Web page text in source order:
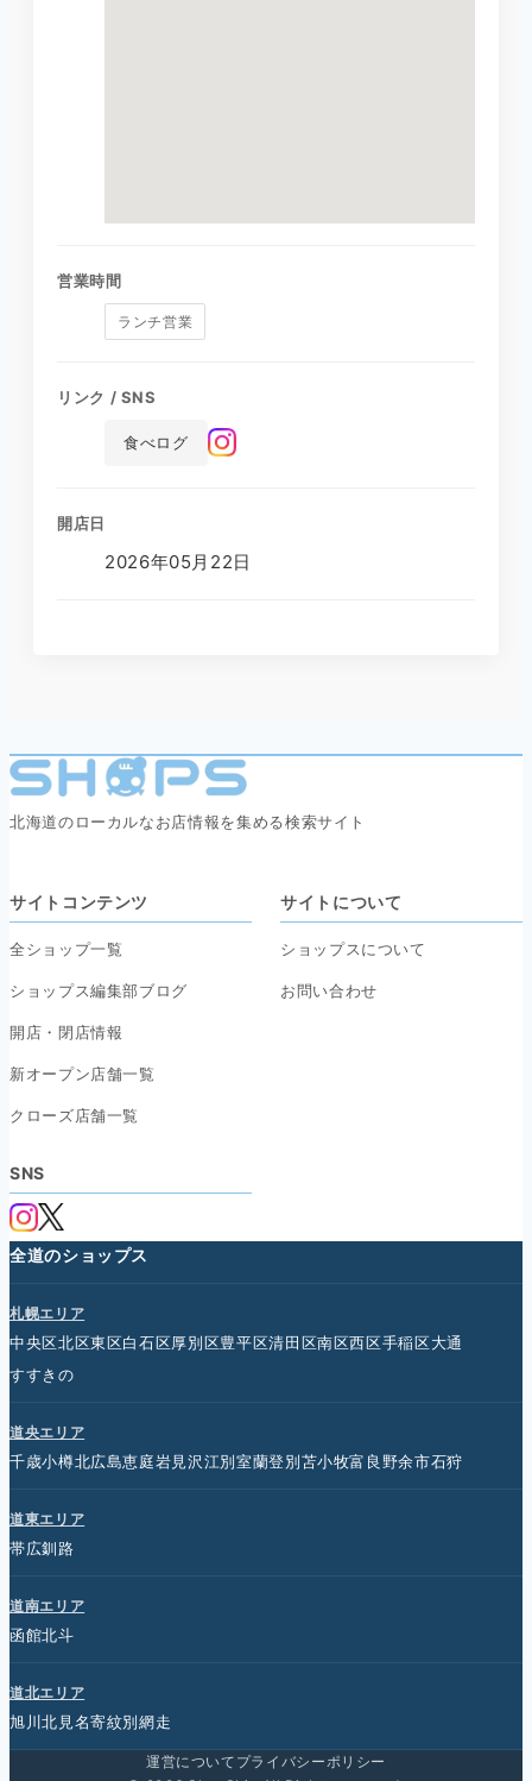
営業時間
ランチ営業
リンク / SNS
食べログ
開店日
2026年05月22日
北海道のローカルなお店情報を集める検索サイト
サイトコンテンツ
全ショップ一覧
ショップス編集部ブログ
開店・閉店情報
新オープン店舗一覧
クローズ店舗一覧
サイトについて
ショップスについて
お問い合わせ
SNS
全道のショップス
札幌エリア
中央区北区東区白石区厚別区豊平区清田区南区西区手稲区大通
すすきの
道央エリア
千歳小樽北広島恵庭岩見沢江別室蘭登別苫小牧富良野余市石狩
道東エリア
帯広釧路
道南エリア
函館北斗
道北エリア
旭川北見 名寄紋別網走
運営について プライバシーポリシー